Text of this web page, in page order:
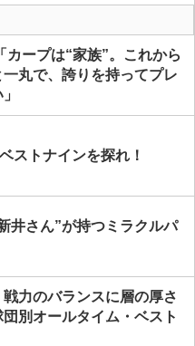
カープは“家族”。これから
丸で、誇りを持ってプレ
ストナインを探れ！
井さん”が持つミラクルパ
力のバランスに層の厚さ
別オールタイム・ベスト